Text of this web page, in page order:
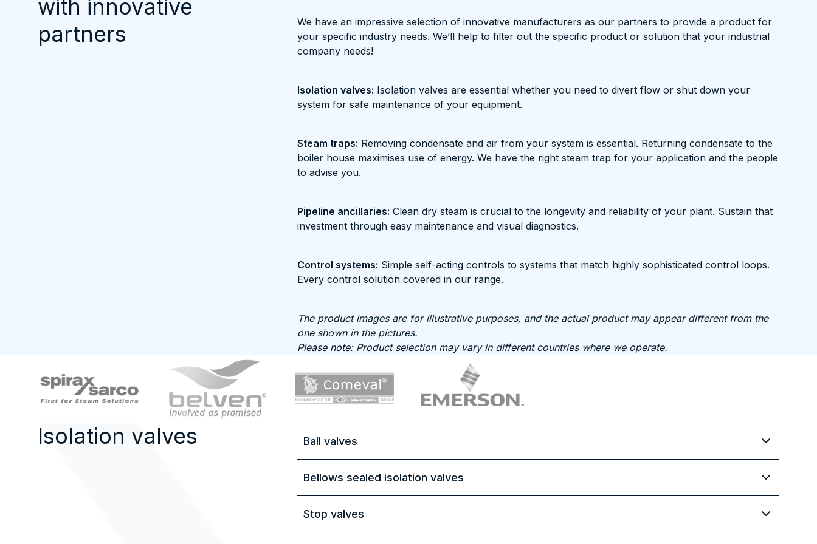
with innovative
partners
We have an impressive selection of innovative manufacturers as our partners to provide a product for
your specific industry needs. We’ll help to filter out the specific product or solution that your industrial
company needs!
Isolation valves: Isolation valves are essential whether you need to divert flow or shut down your
system for safe maintenance of your equipment.
Steam traps: Removing condensate and air from your system is essential. Returning condensate to the
boiler house maximises use of energy. We have the right steam trap for your application and the people
to advise you.
Pipeline ancillaries: Clean dry steam is crucial to the longevity and reliability of your plant. Sustain that
investment through easy maintenance and visual diagnostics.
Control systems: Simple self-acting controls to systems that match highly sophisticated control loops.
Every control solution covered in our range.
The product images are for illustrative purposes, and the actual product may appear different from the
one shown in the pictures.
Please note: Product selection may vary in different countries where we operate.
Isolation valves Ball valves
Bellows sealed isolation valves
Stop valves